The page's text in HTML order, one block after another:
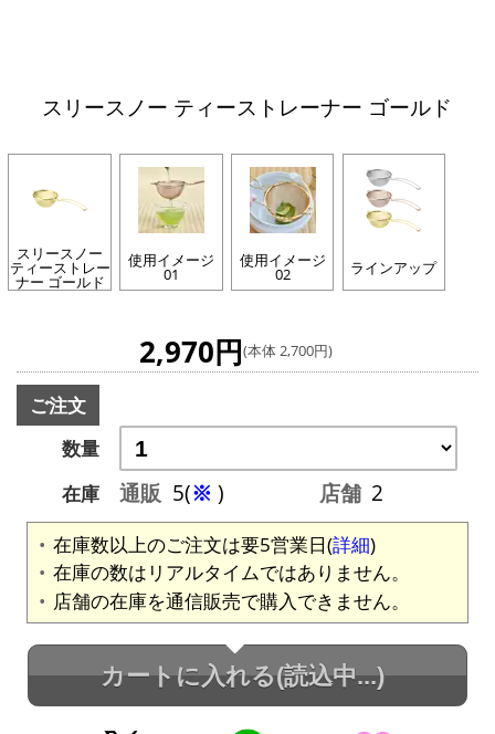
スリースノー ティーストレーナー ゴールド
スリースノー
ティーストレー
ナー ゴールド
使用イメージ
01
使用イメージ
02 ラインアップ
2,970円(本体 2,700円)
ご注文
数量
在庫
通販 5(※ ) 店舗 2
在庫数以上のご注文は要5営業日(詳細)
在庫の数はリアルタイムではありません。
店舗の在庫を通信販売で購入できません。
カートに入れる(読込中...)